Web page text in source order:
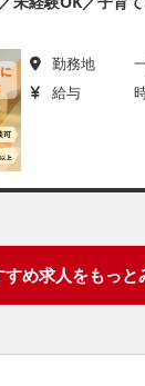
勤務地
給与
すめ求人をもっと